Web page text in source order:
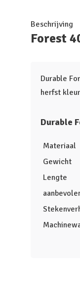
Beschrijving
Forest
Durable
herfst
Durable
Materiaal
Gewicht
Lengte